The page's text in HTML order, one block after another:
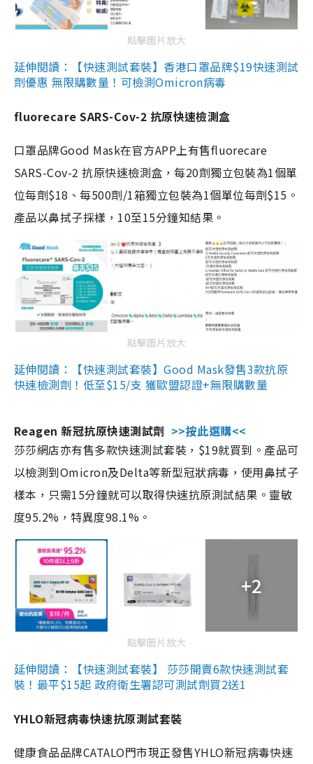
點擊圖片放大
延伸閱讀：【快速測試套裝】香港口罩品牌$19快速測試
劑優惠 無限購數量！可檢測Omicron病毒
fluorecare SARS-Cov-2 抗原快速檢測盒
口罩品牌Good Mask在官方APP上有售fluorecare
SARS-Cov-2 抗原快速檢測盒，每20劑獨立包裝為1個單
位每劑$18、每500劑/1箱獨立包裝為1個單位每劑$15。
產品以鼻拭子採樣，10至15分鐘知結果。
點擊圖片放大
延伸閱讀：【快速測試套裝】Good Mask發售3款抗原
快速檢測劑！低至$15/支 獲歐盟認證+無限購數量
Reagen 新冠抗原快速測試劑 >>按此選購<<
莎莎網店亦有售多款快速測試套裝，$19就買到。產品可
以檢測到Omicron及Delta等新型冠狀病毒，使用鼻拭子
樣本，只需15分鐘就可以取得快速抗原測試結果。靈敏
度95.2%，特異度98.1%。
+2
點擊圖片放大
延伸閱讀：【快速測試套裝】 莎莎開賣6款快速測試套
裝！最平$15起 政府衛生署認可測試劑買2送1
YHLO新冠病毒快速抗原測試套裝
健康食品品牌CATALO門市現正發售YHLO新冠病毒快速